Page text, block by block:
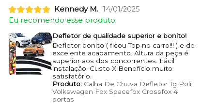
Kennedy M. 14/01/2025
Eu recomendo esse produto.
Defletor de qualidade superior e bonito!
Defletor bonito ( ficou Top no carro!!! ) e de
excelente acabamento. Altura da peça é
superior aos dos concorrentes. Fácil
instalação. Custo X Benefício muito
satisfatório.
Produto:Calha De Chuva Defletor Tg Poli
Volkswagen Fox Spacefox Crossfox 4
portas